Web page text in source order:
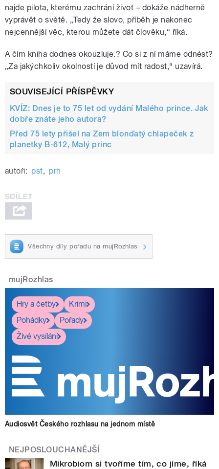
najde pilota, kterému zachrání život –dokáže nádherně
vyprávět o světě. „Tedy že slovo, příběh je nakonec
nejcennější věc, kterou můžete dát člověku,“ říká.
A čím kniha dodnes okouzluje.? Co si z ní máme odnést?
„Za jakýchkoliv okolností je důvod mít radost,“ uzavírá.
SOUVISEJÍCÍ PŘÍSPĚVKY
KVÍZ: Dnes je to 75 let od vydání Malého prince. Jak
dobře znáte jeho autora?
Před 75 lety přišel na Zem blonďatý chlapeček z
planetky B-612, Malý princ
autoři: pst, prh
Všechny díly pořadu na mujRozhlas
mujRozhlas
Hry a četby
Krimi
Pohádky
Pořady
Živé vysílání
Audiosvět Českého rozhlasu na jednom místě
NEJPOSLOUCHANĚJŠÍ
Mikrobiom si tvoříme tím, co jíme, říká